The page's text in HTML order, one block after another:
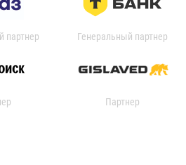
партнер Генеральный партнер
Партнер